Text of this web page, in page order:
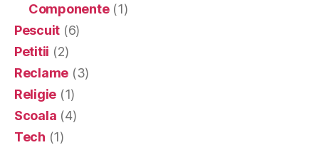
Componente(1)
Pescuit (6)
Petitii (2)
Reclame (3)
Religie (1)
Scoala (4)
Tech (1)